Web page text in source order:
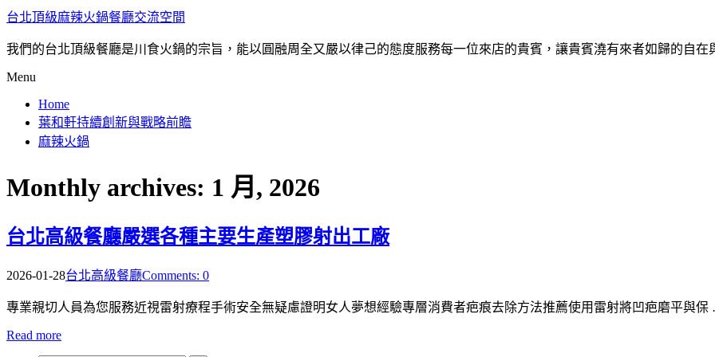
台北頂級麻辣火鍋餐廳交流空間
我們的台北頂級餐廳是川食火鍋的宗旨，能以圓融周全又嚴以律己的態度服務每一位來店的貴賓，讓貴賓澆有來者如歸的自在
Menu
Home
葉和軒持續創新與戰略前瞻
麻辣火鍋
Monthly archives: 1 月, 2026
台北高級餐廳嚴選各種主要生產塑膠射出工廠
2026-01-28台北高級餐廳Comments: 0
專業親切人員為您服務近視雷射療程手術安全無疑慮證明女人夢想經驗專層消費者疤痕去除方法推薦使用雷射將凹疤磨平與
Read more